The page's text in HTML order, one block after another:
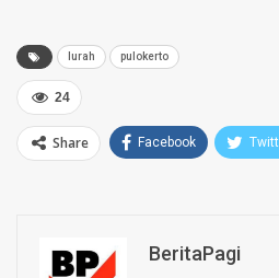
lurah pulokerto
24
Share Facebook
BeritaPagi